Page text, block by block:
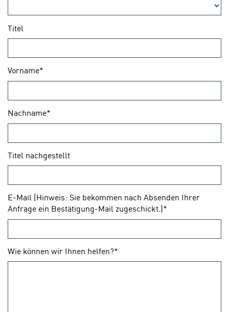
Titel
Vorname*
Nachname*
Titel nachgestellt
E-Mail (Hinweis: Sie bekommen nach Absenden Ihrer
Anfrage ein Bestätigung-Mail zugeschickt.)*
Wie können wir Ihnen helfen?*